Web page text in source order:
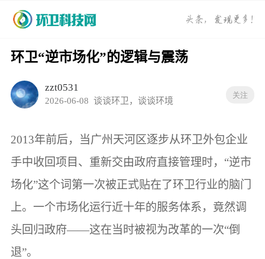
环卫“逆市场化”的逻辑与震荡
zzt0531
2026-06-08 谈谈环卫，谈谈环境
关注
2013年前后，当广州天河区逐步从环卫外包企业
手中收回项目、重新交由政府直接管理时，“逆市
场化”这个词第一次被正式贴在了环卫行业的脑门
上。一个市场化运行近十年的服务体系，竟然调
头回归政府——这在当时被视为改革的一次“倒
退”。